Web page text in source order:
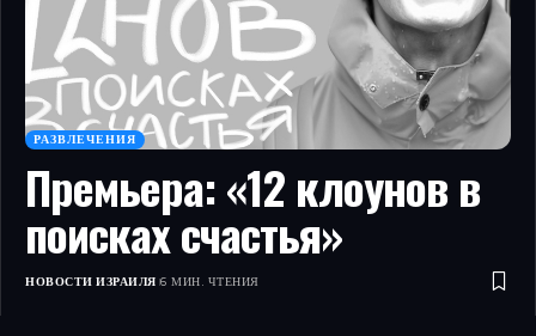
РАЗВЛЕЧЕНИЯ
Премьера: «12 клоунов в
поисках счастья»
НОВОСТИ ИЗРАИЛЯ 6 МИН. ЧТЕНИЯ